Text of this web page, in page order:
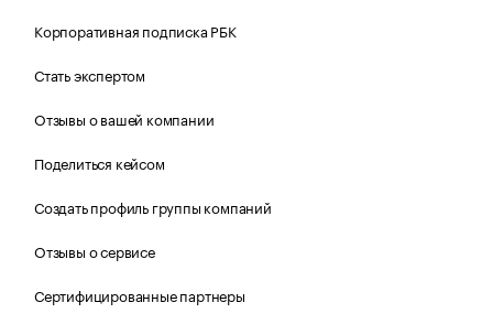
Корпоративная подписка РБК
Стать экспертом
Отзывы о вашей компании
Поделиться кейсом
Создать профиль группы компаний
Отзывы о сервисе
Сертифицированные партнеры